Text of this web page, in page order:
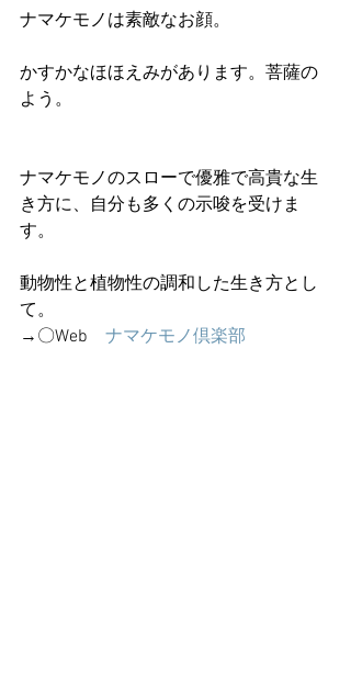
ナマケモノは素敵なお顔。
かすかなほほえみがあります。菩薩の
よう。
ナマケモノのスローで優雅で高貴な生
き方に、自分も多くの示唆を受けま
す。
動物性と植物性の調和した生き方とし
て。
→〇Web ナマケモノ倶楽部